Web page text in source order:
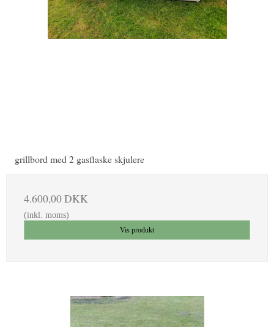
grillbord med 2 gasflaske skjulere
4.600,00 DKK
(inkl. moms)
Vis produkt